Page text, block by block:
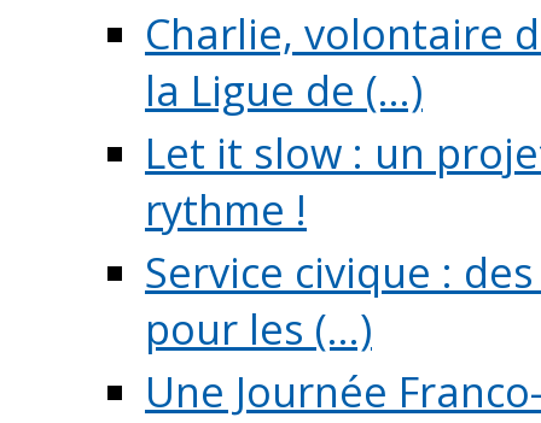
Charlie, volontaire
la Ligue de (...)
Let it slow : un
rythme !
Service civique :
pour les (...)
Une Journée